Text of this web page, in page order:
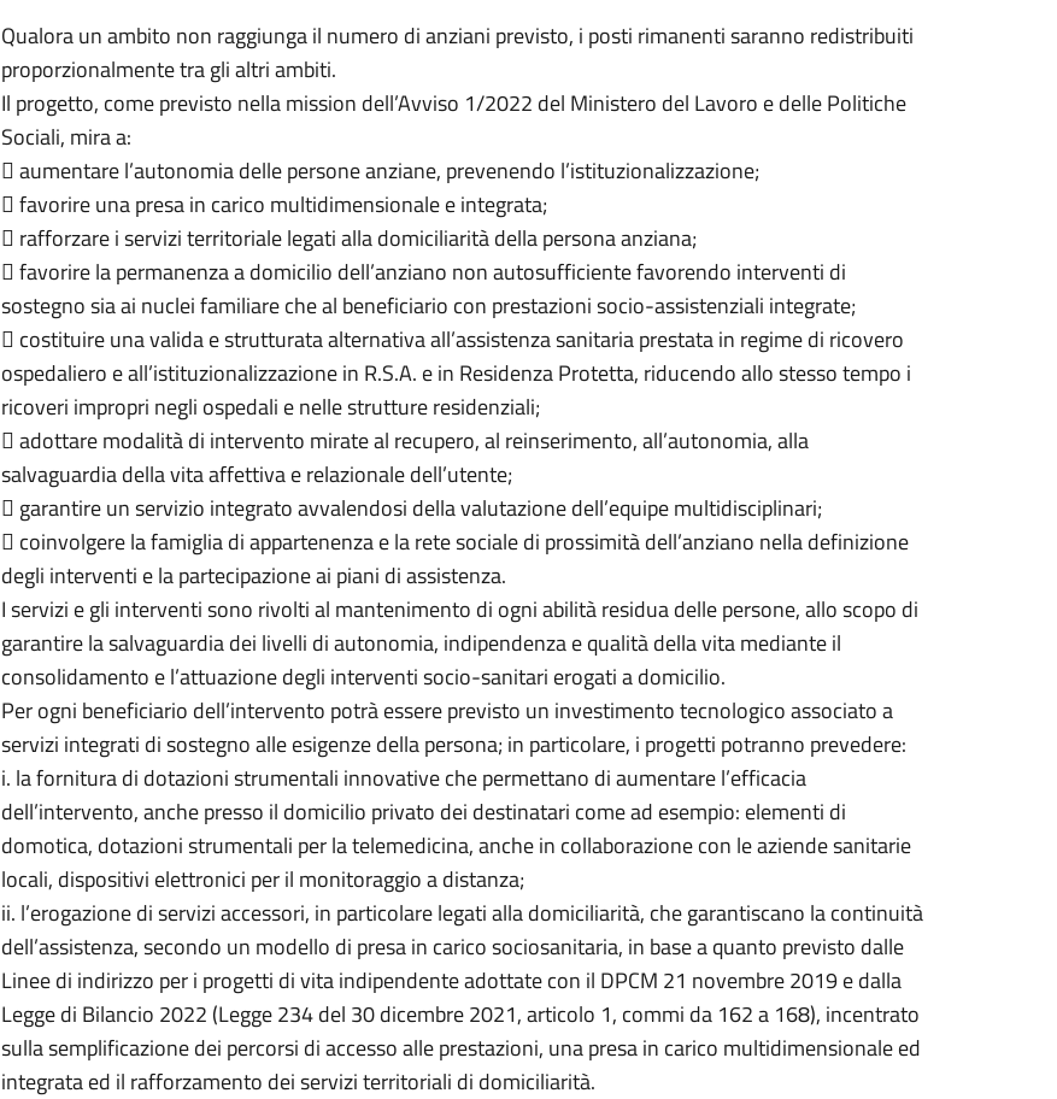
Qualora un ambito non raggiunga il numero di anziani previsto, i posti rimanenti saranno redistribuiti
proporzionalmente tra gli altri ambiti.
Il progetto, come previsto nella mission dell’Avviso 1/2022 del Ministero del Lavoro e delle Politiche
Sociali, mira a:
 aumentare l’autonomia delle persone anziane, prevenendo l’istituzionalizzazione;
 favorire una presa in carico multidimensionale e integrata;
 rafforzare i servizi territoriale legati alla domiciliarità della persona anziana;
 favorire la permanenza a domicilio dell’anziano non autosufficiente favorendo interventi di
sostegno sia ai nuclei familiare che al beneficiario con prestazioni socio-assistenziali integrate;
 costituire una valida e strutturata alternativa all’assistenza sanitaria prestata in regime di ricovero
ospedaliero e all’istituzionalizzazione in R.S.A. e in Residenza Protetta, riducendo allo stesso tempo i
ricoveri impropri negli ospedali e nelle strutture residenziali;
 adottare modalità di intervento mirate al recupero, al reinserimento, all’autonomia, alla
salvaguardia della vita affettiva e relazionale dell’utente;
 garantire un servizio integrato avvalendosi della valutazione dell’equipe multidisciplinari;
 coinvolgere la famiglia di appartenenza e la rete sociale di prossimità dell’anziano nella definizione
degli interventi e la partecipazione ai piani di assistenza.
I servizi e gli interventi sono rivolti al mantenimento di ogni abilità residua delle persone, allo scopo di
garantire la salvaguardia dei livelli di autonomia, indipendenza e qualità della vita mediante il
consolidamento e l’attuazione degli interventi socio-sanitari erogati a domicilio.
Per ogni beneficiario dell’intervento potrà essere previsto un investimento tecnologico associato a
servizi integrati di sostegno alle esigenze della persona; in particolare, i progetti potranno prevedere:
i. la fornitura di dotazioni strumentali innovative che permettano di aumentare l’efficacia
dell’intervento, anche presso il domicilio privato dei destinatari come ad esempio: elementi di
domotica, dotazioni strumentali per la telemedicina, anche in collaborazione con le aziende sanitarie
locali, dispositivi elettronici per il monitoraggio a distanza;
ii. l’erogazione di servizi accessori, in particolare legati alla domiciliarità, che garantiscano la continuità
dell’assistenza, secondo un modello di presa in carico sociosanitaria, in base a quanto previsto dalle
Linee di indirizzo per i progetti di vita indipendente adottate con il DPCM 21 novembre 2019 e dalla
Legge di Bilancio 2022 (Legge 234 del 30 dicembre 2021, articolo 1, commi da 162 a 168), incentrato
sulla semplificazione dei percorsi di accesso alle prestazioni, una presa in carico multidimensionale ed
integrata ed il rafforzamento dei servizi territoriali di domiciliarità.